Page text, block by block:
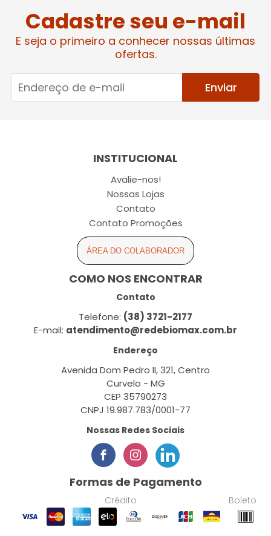
Cadastre seu e-mail
E seja o primeiro a conhecer nossas últimas
ofertas.
Enviar
INSTITUCIONAL
Avalie-nos!
Nossas Lojas
Contato
Contato Promoções
ÁREA DO COLABORADOR
COMO NOS ENCONTRAR
Contato
Telefone: (38) 3721-2177
E-mail: atendimento@redebiomax.com.br
Endereço
Avenida Dom Pedro II, 321, Centro
Curvelo - MG
CEP 35790273
CNPJ 19.987.783/0001-77
Nossas Redes Sociais
Formas de Pagamento
Crédito Boleto